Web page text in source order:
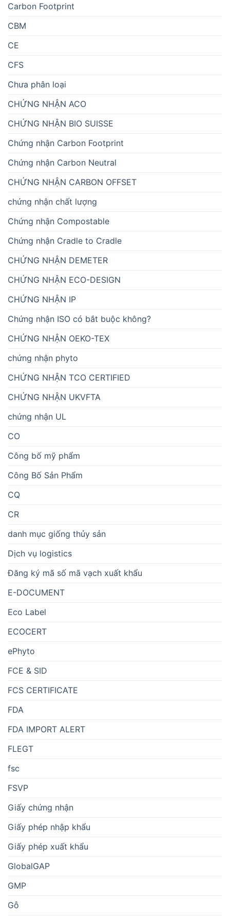
Carbon Footprint
CBM
CE
CFS
Chưa phân loại
CHỨNG NHẬN ACO
CHỨNG NHẬN BIO SUISSE
Chứng nhận Carbon Footprint
Chứng nhận Carbon Neutral
CHỨNG NHẬN CARBON OFFSET
chứng nhận chất lượng
Chứng nhận Compostable
Chứng nhận Cradle to Cradle
CHỨNG NHẬN DEMETER
CHỨNG NHẬN ECO-DESIGN
CHỨNG NHẬN IP
Chứng nhận ISO có bắt buộc không?
CHỨNG NHẬN OEKO-TEX
chứng nhận phyto
CHỨNG NHẬN TCO CERTIFIED
CHỨNG NHẬN UKVFTA
chứng nhận UL
CO
Công bố mỹ phẩm
Công Bố Sản Phẩm
CQ
CR
danh mục giống thủy sản
Dịch vụ logistics
Đăng ký mã số mã vạch xuất khẩu
E-DOCUMENT
Eco Label
ECOCERT
ePhyto
FCE & SID
FCS CERTIFICATE
FDA
FDA IMPORT ALERT
FLEGT
fsc
FSVP
Giấy chứng nhận
Giấy phép nhập khẩu
Giấy phép xuất khẩu
GlobalGAP
GMP
Gỗ